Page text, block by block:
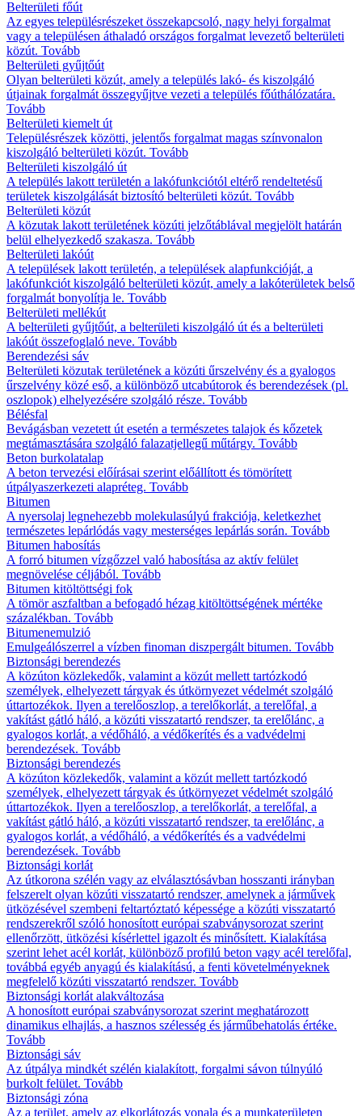
Belterületi főút
Az egyes településrészeket összekapcsoló, nagy helyi forgalmat
vagy a településen áthaladó országos forgalmat levezető belterületi
közút. Tovább
Belterületi gyűjtőút
Olyan belterületi közút, amely a település lakó- és kiszolgáló
útjainak forgalmát összegyűjtve vezeti a település főúthálózatára.
Tovább
Belterületi kiemelt út
Településrészek közötti, jelentős forgalmat magas színvonalon
kiszolgáló belterületi közút. Tovább
Belterületi kiszolgáló út
A település lakott területén a lakófunkciótól eltérő rendeltetésű
területek kiszolgálását biztosító belterületi közút. Tovább
Belterületi közút
A közutak lakott területének közúti jelzőtáblával megjelölt határán
belül elhelyezkedő szakasza. Tovább
Belterületi lakóút
A települések lakott területén, a települések alapfunkcióját, a
lakófunkciót kiszolgáló belterületi közút, amely a lakóterületek belső
forgalmát bonyolítja le. Tovább
Belterületi mellékút
A belterületi gyűjtőút, a belterületi kiszolgáló út és a belterületi
lakóút összefoglaló neve. Tovább
Berendezési sáv
Belterületi közutak területének a közúti űrszelvény és a gyalogos
űrszelvény közé eső, a különböző utcabútorok és berendezések (pl.
oszlopok) elhelyezésére szolgáló része. Tovább
Bélésfal
Bevágásban vezetett út esetén a természetes talajok és kőzetek
megtámasztására szolgáló falazatjellegű műtárgy. Tovább
Beton burkolatalap
A beton tervezési előírásai szerint előállított és tömörített
útpályaszerkezeti alapréteg. Tovább
Bitumen
A nyersolaj legnehezebb molekulasúlyú frakciója, keletkezhet
természetes lepárlódás vagy mesterséges lepárlás során. Tovább
Bitumen habosítás
A forró bitumen vízgőzzel való habosítása az aktív felület
megnövelése céljából. Tovább
Bitumen kitöltöttségi fok
A tömör aszfaltban a befogadó hézag kitöltöttségének mértéke
százalékban. Tovább
Bitumenemulzió
Emulgeálószerrel a vízben finoman diszpergált bitumen. Tovább
Biztonsági berendezés
A közúton közlekedők, valamint a közút mellett tartózkodó
személyek, elhelyezett tárgyak és útkörnyezet védelmét szolgáló
úttartozékok. Ilyen a terelőoszlop, a terelőkorlát, a terelőfal, a
vakítást gátló háló, a közúti visszatartó rendszer, ta erelőlánc, a
gyalogos korlát, a védőháló, a védőkerítés és a vadvédelmi
berendezések. Tovább
Biztonsági berendezés
A közúton közlekedők, valamint a közút mellett tartózkodó
személyek, elhelyezett tárgyak és útkörnyezet védelmét szolgáló
úttartozékok. Ilyen a terelőoszlop, a terelőkorlát, a terelőfal, a
vakítást gátló háló, a közúti visszatartó rendszer, ta erelőlánc, a
gyalogos korlát, a védőháló, a védőkerítés és a vadvédelmi
berendezések. Tovább
Biztonsági korlát
Az útkorona szélén vagy az elválasztósávban hosszanti irányban
felszerelt olyan közúti visszatartó rendszer, amelynek a járművek
ütközésével szembeni feltartóztató képessége a közúti visszatartó
rendszerekről szóló honosított európai szabványsorozat szerint
ellenőrzött, ütközési kísérlettel igazolt és minősített. Kialakítása
szerint lehet acél korlát, különböző profilú beton vagy acél terelőfal,
továbbá egyéb anyagú és kialakítású, a fenti követelményeknek
megfelelő közúti visszatartó rendszer. Tovább
Biztonsági korlát alakváltozása
A honosított európai szabványsorozat szerint meghatározott
dinamikus elhajlás, a hasznos szélesség és járműbehatolás értéke.
Tovább
Biztonsági sáv
Az útpálya mindkét szélén kialakított, forgalmi sávon túlnyúló
burkolt felület. Tovább
Biztonsági zóna
Az a terület, amely az elkorlátozás vonala és a munkaterületen